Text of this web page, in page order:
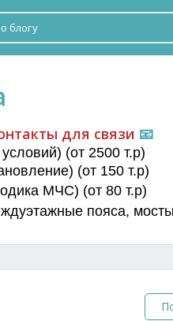
для связи 📧
(от 2500 т.р)
(от 150 т.р)
МЧС) (от 80 т.р)
пояса,